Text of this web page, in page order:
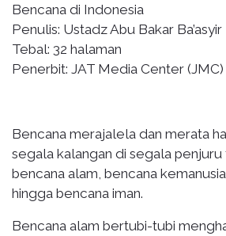
Bencana di Indonesia
Penulis: Ustadz Abu Bakar Ba’asyir
Tebal: 32 halaman
Penerbit: JAT Media Center (JMC)
Bencana merajalela dan merata
segala kalangan di segala penjuru
bencana alam, bencana
hingga bencana iman.
Bencana alam bertubi-tubi